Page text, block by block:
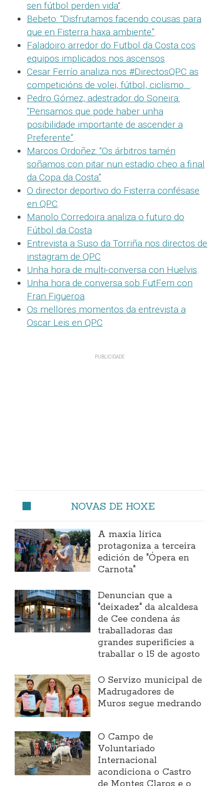
sen fútbol perden vida“.
Bebeto: “Disfrutamos facendo cousas para
que en Fisterra haxa ambiente”.
Faladoiro arredor do Futbol da Costa cos
equipos implicados nos ascensos.
Cesar Ferrío analiza nos #DirectosQPC as
competicións de volei, fútbol, ciclismo….
Pedro Gómez, adestrador do Soneira:
“Pensamos que pode haber unha
posibilidade importante de ascender a
Preferente”.
Marcos Ordoñez: “Os árbitros tamén
soñamos con pitar nun estadio cheo a final
da Copa da Costa”
O director deportivo do Fisterra confésase
en QPC.
Manolo Corredoira analiza o futuro do
Fútbol da Costa
Entrevista a Suso da Torriña nos directos de
instagram de QPC
Unha hora de multi-conversa con Huelvis.
Unha hora de conversa sob FutFem con
Fran Figueroa.
Os mellores momentos da entrevista a
Oscar Leis en QPC
NOVAS DE HOXE
A maxia lírica
protagoniza a terceira
edición de "Ópera en
Carnota"
Denuncian que a
"deixadez" da alcaldesa
de Cee condena ás
traballadoras das
grandes superificies a
traballar o 15 de agosto
O Servizo municipal de
Madrugadores de
Muros segue medrando
O Campo de
Voluntariado
Internacional
acondiciona o Castro